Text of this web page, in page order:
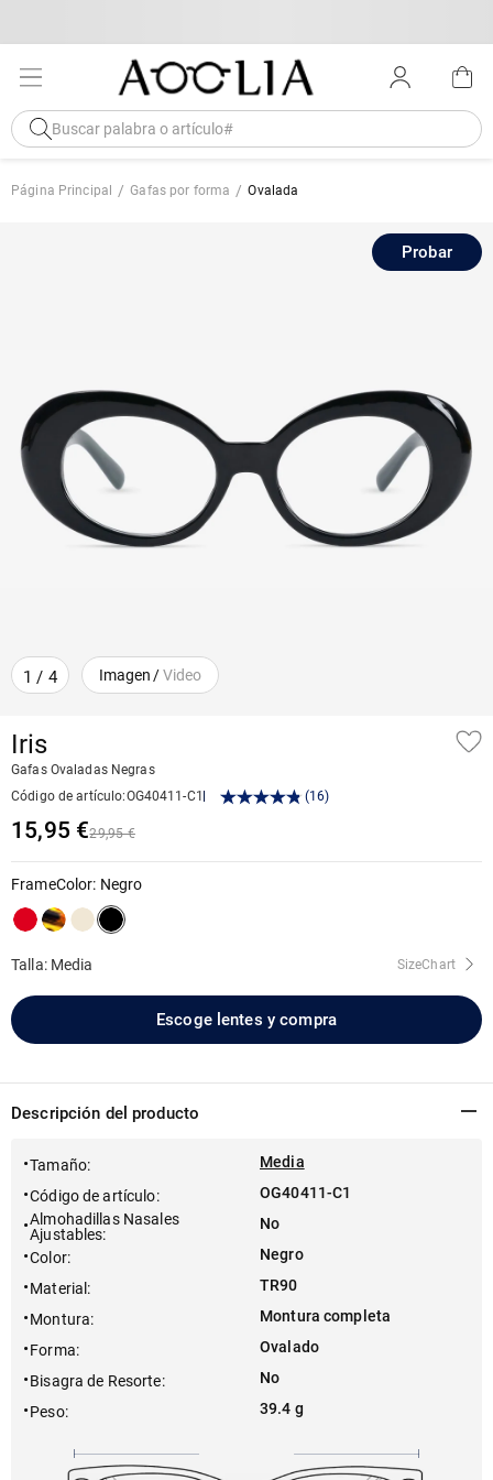
Página Principal Gafas por forma Ovalada
1 / 4 Imagen /Video
Probar
Iris
Gafas Ovaladas Negras
Código de artículo:OG40411-C1 (16)
15,95 €29,95 €
FrameColor: Negro
Talla: Media SizeChart
Escoge lentes y compra
Descripción del producto
Tamaño:
Media
Código de artículo:
OG40411-C1
Almohadillas Nasales
Ajustables:
No
Color:
Negro
Material :
TR90
Montura:
Montura completa
Forma:
Ovalado
Bisagra de Resorte:
No
Peso: 39.4 g